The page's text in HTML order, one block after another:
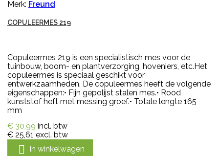
Merk: Freund
COPULEERMES 219
Copuleermes 219 is een specialistisch mes voor de
tuinbouw, boom- en plantverzorging, hoveniers, etc.Het
copuleermes is speciaal geschikt voor
entwerkzaamheden. De copuleermes heeft de volgende
eigenschappen:• Fijn gepolijst stalen mes.• Rood
kunststof heft met messing groef.• Totale lengte 165
mm
€ 30,99 incl. btw
€ 25,61 excl. btw
 In winkelwagen